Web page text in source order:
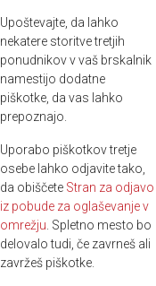
Upoštevajte, da lahko
nekatere storitve tretjih
ponudnikov v vaš brskalnik
namestijo dodatne
piškotke, da vas lahko
prepoznajo.
Uporabo piškotkov tretje
osebe lahko odjavite tako,
da obiščete Stran za odjavo
iz pobude za oglaševanje v
omrežju . Spletno mesto bo
delovalo tudi, če zavrneš ali
zavržeš piškotke.